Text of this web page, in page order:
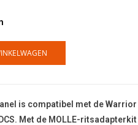
is compatibel met de Warrior
Met de MOLLE-ritsadapterkit